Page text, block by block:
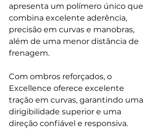
apresenta um polímero único que
combina excelente aderência,
precisão em curvas e manobras,
além de uma menor distância de
frenagem.
Com ombros reforçados, o
Excellence oferece excelente
tração em curvas, garantindo uma
dirigibilidade superior e uma
direção confiável e responsiva.